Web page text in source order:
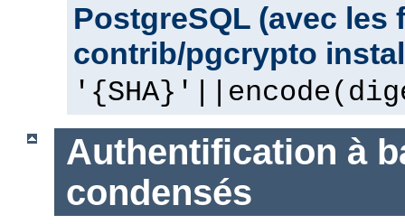
PostgreSQL (avec les
contrib/pgcrypto
Authentification à
condensés